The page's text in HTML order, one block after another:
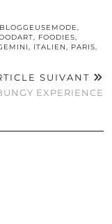
BLOGGEUSEMODE,
, FOODIES,
, ITALIEN, PARIS,
SUIVANT
EXPERIENCE